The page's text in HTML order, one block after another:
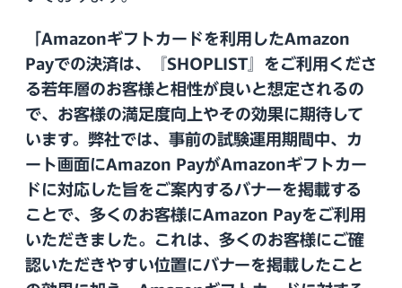
Amazonギフトカードを利用したAmazon
Payでの決済は、『SHOPLIST』をご利用くださ
る若年層のお客様と相性が良いと想定されるの
で、お客様の満足度向上やその効果に期待して
います。弊社では、事前の試験運用期間中、カ
ート画面にAmazon PayがAmazonギフトカー
ドに対応した旨をご案内するバナーを掲載する
ことで、多くのお客様にAmazon Payをご利用
いただきました。これは、多くのお客様にご確
認いただきやすい位置にバナーを掲載したこと